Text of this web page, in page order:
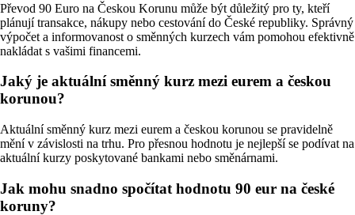
Převod 90 Euro na Českou Korunu může být důležitý pro ty, kteří
plánují transakce, nákupy nebo cestování do České republiky. Správný
výpočet a informovanost o směnných kurzech vám pomohou efektivně
nakládat s vašimi financemi.
Jaký je aktuální směnný kurz mezi eurem a českou
korunou?
Aktuální směnný kurz mezi eurem a českou korunou se pravidelně
mění v závislosti na trhu. Pro přesnou hodnotu je nejlepší se podívat na
aktuální kurzy poskytované bankami nebo směnárnami.
Jak mohu snadno spočítat hodnotu 90 eur na české
koruny?